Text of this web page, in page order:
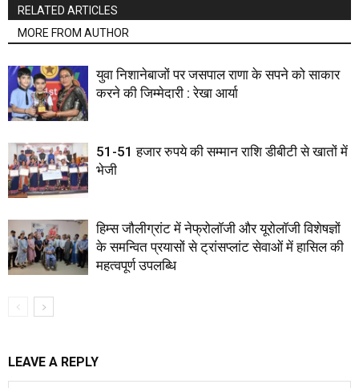
RELATED ARTICLES
MORE FROM AUTHOR
युवा निशानेबाजों पर जसपाल राणा के सपने को साकार
करने की जिम्मेदारी : रेखा आर्या
51-51 हजार रुपये की सम्मान राशि डीबीटी से खातों में
भेजी
हिम्स जौलीग्रांट में नेफ्रोलॉजी और यूरोलॉजी विशेषज्ञों
के समन्वित प्रयासों से ट्रांसप्लांट सेवाओं में हासिल की
महत्वपूर्ण उपलब्धि
LEAVE A REPLY